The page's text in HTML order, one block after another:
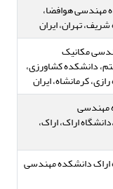
مهندسی هوافضا،
تهران، ایران
مکانیک
دانشکده کشاورزی،
کرمانشاه، ایران
مهندسی
اراک، اراک،
اراک دانشکده مهندسی